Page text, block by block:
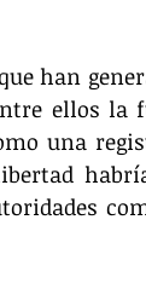
han
ellos la
una